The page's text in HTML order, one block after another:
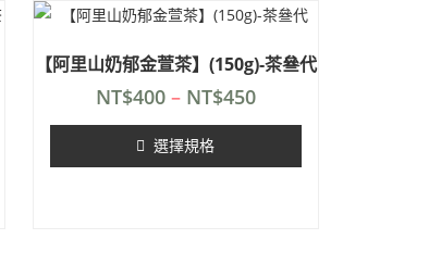
【阿里山奶郁金萱茶】(150g)-茶叄代
NT$400– NT$450
選擇規格